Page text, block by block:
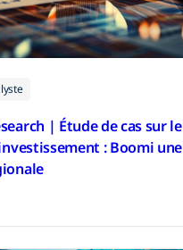
| Étude de cas sur le
: Boomi une